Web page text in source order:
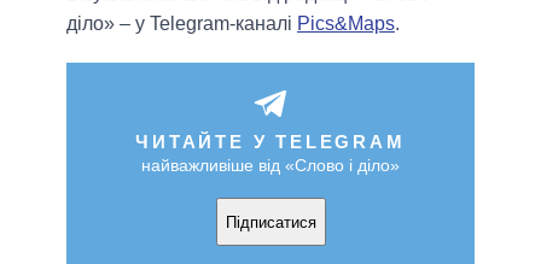
діло» – у Telegram-каналі Pics&Maps.
ЧИТАЙТЕ У TELEGRAM
найважливіше від «Слово і діло»
Підписатися